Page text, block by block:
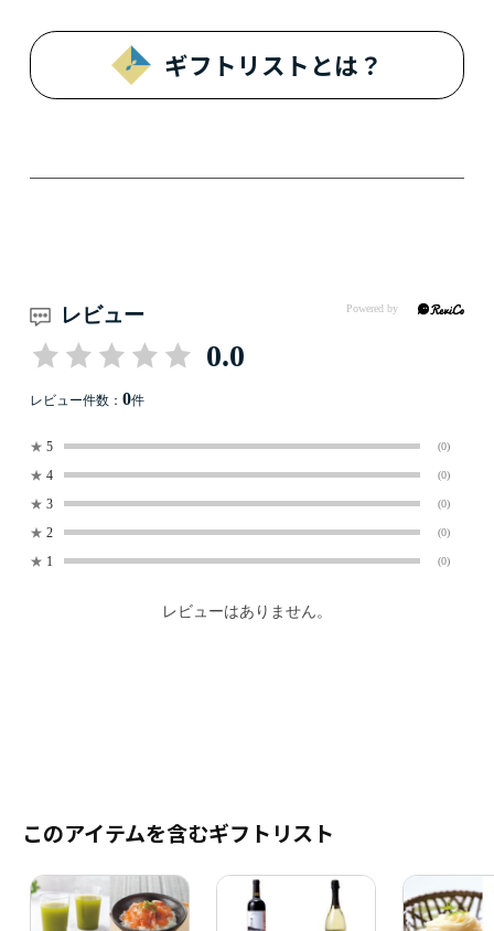
ギフトリストとは？
レビュー
0.0
レビュー件数： 0件
★ 5 (0)
★ 4 (0)
★ 3 (0)
★ 2 (0)
★ 1 (0)
レビューはありません。
このアイテムを含むギフトリスト